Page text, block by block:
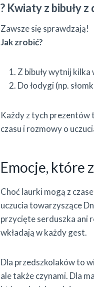
? Kwiaty z bibuły
Zawsze się sprawdzają!
Jak zrobić?
Z bibuły wytnij
Do łodygi (np.
Każdy z tych prezentów
czasu i rozmowy o
Emocje, które
Choć laurki mogą z
uczucia towarzyszące
przycięte serduszka ani
wkładają w każdy gest.
Dla przedszkolaków to
ale także czynami. Dla